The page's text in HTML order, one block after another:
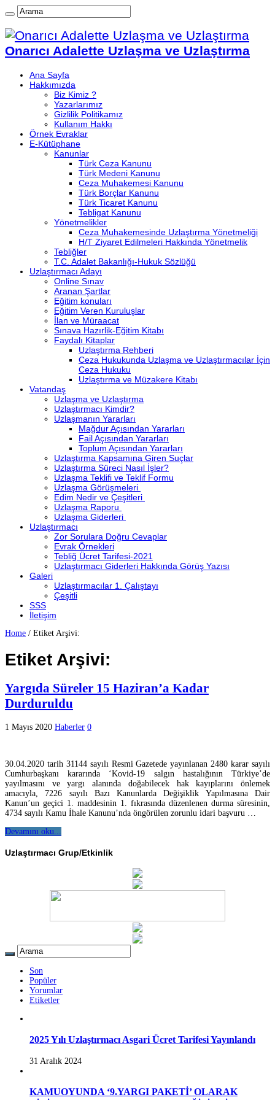
Onarıcı Adalette Uzlaşma ve Uzlaştırma
Ana Sayfa
Hakkımızda
Biz Kimiz ?
Yazarlarımız
Gizlilik Politikamız
Kullanım Hakkı
Örnek Evraklar
E-Kütüphane
Kanunlar
Türk Ceza Kanunu
Türk Medeni Kanunu
Ceza Muhakemesi Kanunu
Türk Borçlar Kanunu
Türk Ticaret Kanunu
Tebligat Kanunu
Yönetmelikler
Ceza Muhakemesinde Uzlaştırma Yönetmeliği
H/T Ziyaret Edilmeleri Hakkında Yönetmelik
Tebliğler
T.C. Adalet Bakanlığı-Hukuk Sözlüğü
Uzlaştırmacı Adayı
Online Sınav
Aranan Şartlar
Eğitim konuları
Eğitim Veren Kuruluşlar
İlan ve Müraacat
Sınava Hazırlik-Eğitim Kitabı
Faydalı Kitaplar
Uzlaştırma Rehberi
Ceza Hukukunda Uzlaşma ve Uzlaştırmacılar İçin
Ceza Hukuku
Uzlaştırma ve Müzakere Kitabı
Vatandaş
Uzlaşma ve Uzlaştırma
Uzlaştırmacı Kimdir?
Uzlaşmanın Yararları
Mağdur Açısından Yararları
Fail Açısından Yararları
Toplum Açısından Yararları
Uzlaştırma Kapsamına Giren Suçlar
Uzlaştırma Süreci Nasıl İşler?
Uzlaşma Teklifi ve Teklif Formu
Uzlaşma Görüşmeleri
Edim Nedir ve Çeşitleri
Uzlaşma Raporu
Uzlaşma Giderleri
Uzlaştırmacı
Zor Sorulara Doğru Cevaplar
Evrak Örnekleri
Tebliğ Ücret Tarifesi-2021
Uzlaştırmacı Giderleri Hakkında Görüş Yazısı
Galeri
Uzlaştırmacılar 1. Çalıştayı
Çeşitli
SSS
İletişim
Home / Etiket Arşivi:
Etiket Arşivi:
Yargıda Süreler 15 Haziran’a Kadar
Durduruldu
1 Mayıs 2020 Haberler 0
30.04.2020 tarih 31144 sayılı Resmi Gazetede yayınlanan 2480 karar sayılı
Cumhurbaşkanı kararında ‘Kovid-19 salgın hastalığının Türkiye’de
yayılmasını ve yargı alanında doğabilecek hak kayıplarını önlemek
amacıyla, 7226 sayılı Bazı Kanunlarda Değişiklik Yapılmasına Dair
Kanun’un geçici 1. maddesinin 1. fıkrasında düzenlenen durma süresinin,
4734 sayılı Kamu İhale Kanunu’nda öngörülen zorunlu idari başvuru …
Devamını oku...
Uzlaştırmacı Grup/Etkinlik
Son
Popüler
Yorumlar
Etiketler
2025 Yılı Uzlaştırmacı Asgari Ücret Tarifesi Yayınlandı
31 Aralık 2024
KAMUOYUNDA ‘9.YARGI PAKETİ’ OLARAK